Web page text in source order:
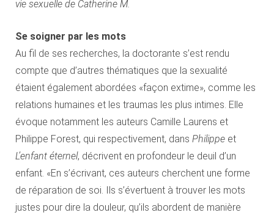
vie sexuelle de Catherine M.
Se soigner par les mots
Au fil de ses recherches, la doctorante s’est rendu
compte que d’autres thématiques que la sexualité
étaient également abordées «façon extime», comme les
relations humaines et les traumas les plus intimes. Elle
évoque notamment les auteurs Camille Laurens et
Philippe Forest, qui respectivement, dans Philippe et
L’enfant éternel, décrivent en profondeur le deuil d’un
enfant. «En s’écrivant, ces auteurs cherchent une forme
de réparation de soi. Ils s’évertuent à trouver les mots
justes pour dire la douleur, qu’ils abordent de manière